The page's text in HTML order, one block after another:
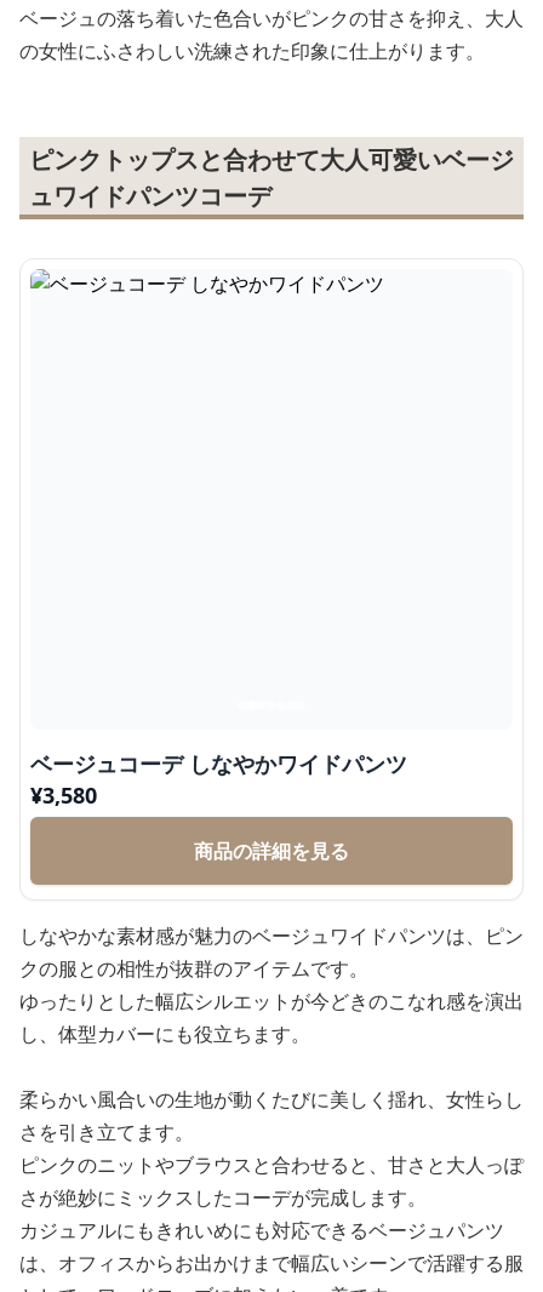
ベージュの落ち着いた色合いがピンクの甘さを抑え、大人
の女性にふさわしい洗練された印象に仕上がります。
ピンクトップスと合わせて大人可愛いベージ
ュワイドパンツコーデ
ベージュコーデ しなやかワイドパンツ
¥3,580
商品の詳細を見る
しなやかな素材感が魅力のベージュワイドパンツは、ピン
クの服との相性が抜群のアイテムです。
ゆったりとした幅広シルエットが今どきのこなれ感を演出
し、体型カバーにも役立ちます。
柔らかい風合いの生地が動くたびに美しく揺れ、女性らし
さを引き立てます。
ピンクのニットやブラウスと合わせると、甘さと大人っぽ
さが絶妙にミックスしたコーデが完成します。
カジュアルにもきれいめにも対応できるベージュパンツ
は、オフィスからお出かけまで幅広いシーンで活躍する服